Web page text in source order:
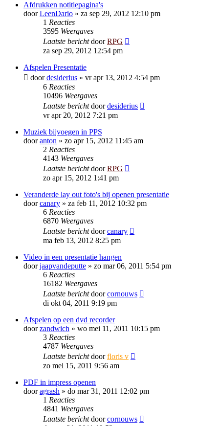
Afdrukken notitiepagina's
doorLeenDario » za sep 29, 2012 12:10 pm
1 Reacties
3595 Weergaves
Laatste berichtdoorRPG
za sep 29, 2012 12:54 pm
Afspelen Presentatie
doordesiderius » vr apr 13, 2012 4:54 pm
6 Reacties
10496 Weergaves
Laatste berichtdoordesiderius
vr apr 20, 2012 7:21 pm
Muziek bijvoegen in PPS
dooranton » zo apr 15, 2012 11:45 am
2 Reacties
4143 Weergaves
Laatste berichtdoorRPG
zo apr 15, 2012 1:41 pm
Veranderde lay out foto's bij openen presentatie
doorcanary » za feb 11, 2012 10:32 pm
6 Reacties
6870 Weergaves
Laatste berichtdoorcanary
ma feb 13, 2012 8:25 pm
Video in een presentatie hangen
doorjaapvandeputte » zo mar 06, 2011 5:54 pm
6 Reacties
16182 Weergaves
Laatste berichtdoorcornouws
di okt 04, 2011 9:19 pm
Afspelen op een dvd recorder
doorzandwich » wo mei 11, 2011 10:15 pm
3 Reacties
4787 Weergaves
Laatste berichtdoorfloris v
zo mei 15, 2011 9:56 am
PDF in impress openen
dooragrash » do mar 31, 2011 12:02 pm
1 Reacties
4841 Weergaves
Laatste berichtdoorcornouws